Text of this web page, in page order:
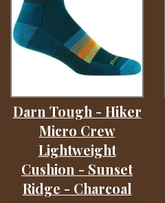
Darn Tough - Hiker
Micro Crew
Lightweight
Cushion - Sunset
Ridge - Charcoal